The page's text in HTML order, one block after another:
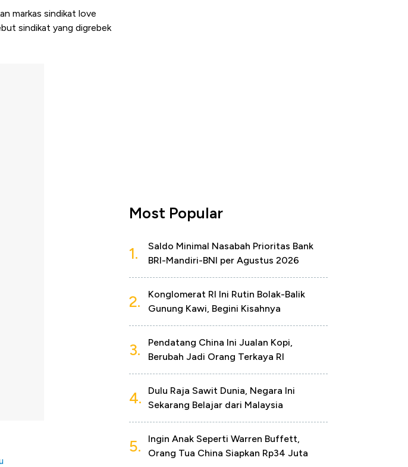
markas sindikat love
sindikat yang digrebek
Most Popular
1.
Saldo Minimal Nasabah Prioritas Bank
BRI-Mandiri-BNI per Agustus 2026
2.
Konglomerat RI Ini Rutin Bolak-Balik
Gunung Kawi, Begini Kisahnya
3.
Pendatang China Ini Jualan Kopi,
Berubah Jadi Orang Terkaya RI
4.
Dulu Raja Sawit Dunia, Negara Ini
Sekarang Belajar dari Malaysia
5.
Ingin Anak Seperti Warren Buffett,
Orang Tua China Siapkan Rp34 Juta